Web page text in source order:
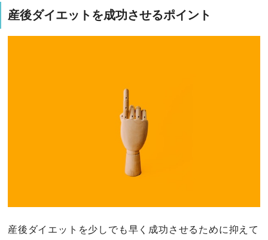
産後ダイエットを成功させるポイント
産後ダイエットを少しでも早く成功させるために抑えて